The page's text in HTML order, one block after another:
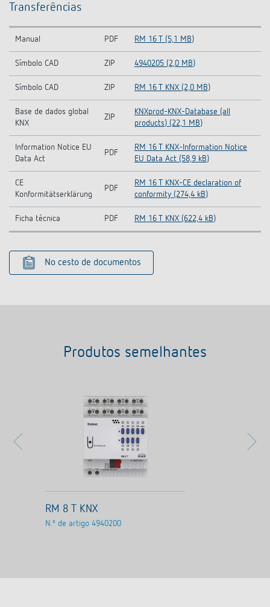
Transferências
Manual PDF RM 16 T (5,1 MB)
Símbolo CAD ZIP 4940205 (2,0 MB)
Símbolo CAD ZIP RM 16 T KNX (2,0 MB)
Base de dados global
KNX
ZIP
KNXprod-KNX-Database (all
products) (22,1 MB)
Information Notice EU
Data Act
PDF
RM 16 T KNX-Information Notice
EU Data Act (58,9 kB)
CE
Konformitätserklärung
PDF
RM 16 T KNX-CE declaration of
conformity (274,4 kB)
Ficha técnica PDF RM 16 T KNX (622,4 kB)
No cesto de documentos
Produtos semelhantes
RM 8 T KNX
N.º de artigo 4940200